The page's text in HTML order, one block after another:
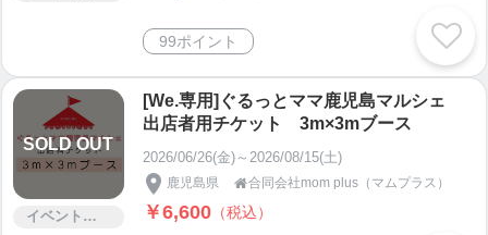
99ポイント
SOLD OUT
イベント・セミナー・交流会
[We.専用]ぐるっとママ鹿児島マルシェ
出店者用チケット 3m×3mブース
2026/06/26(金)～2026/08/15(土)
鹿児島県 合同会社mom plus（マムプラス）
￥6,600 （税込）